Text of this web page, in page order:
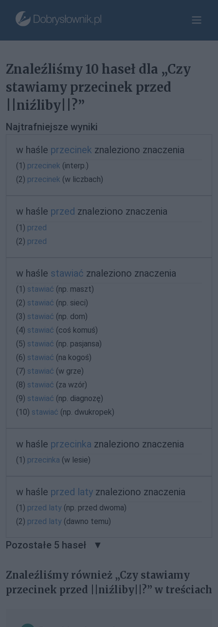
Znaleźliśmy 10 haseł dla „Czy
stawiamy przecinek przed
||niźliby||?”
Najtrafniejsze wyniki
w haśle przecinek znaleziono znaczenia
(1) przecinek (interp.)
(2) przecinek (w liczbach)
w haśle przed znaleziono znaczenia
(1) przed
(2) przed
w haśle stawiać znaleziono znaczenia
(1) stawiać (np. maszt)
(2) stawiać (np. sieci)
(3) stawiać (np. dom)
(4) stawiać (coś komuś)
(5) stawiać (np. pasjansa)
(6) stawiać (na kogoś)
(7) stawiać (w grze)
(8) stawiać (za wzór)
(9) stawiać (np. diagnozę)
(10) stawiać (np. dwukropek)
w haśle przecinka znaleziono znaczenia
(1) przecinka (w lesie)
w haśle przed laty znaleziono znaczenia
(1) przed laty (np. przed dwoma)
(2) przed laty (dawno temu)
Pozostałe 5 haseł
Znaleźliśmy również „Czy stawiamy
przecinek przed ||niźliby||?” w treściach